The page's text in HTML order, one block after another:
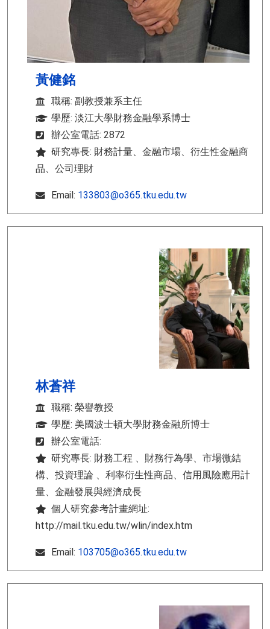
黃健銘
職稱: 副教授兼系主任
學歷: 淡江大學財務金融學系博士
辦公室電話: 2872
研究專長: 財務計量、金融市場、衍生性金融商
品、公司理財
Email: 133803@o365.tku.edu.tw
林蒼祥
職稱: 榮譽教授
學歷: 美國波士頓大學財務金融所博士
辦公室電話:
研究專長: 財務工程 、財務行為學、市場微結
構、投資理論 、利率衍生性商品、信用風險應用計
量、金融發展與經濟成長
個人研究參考計畫網址:
http://mail.tku.edu.tw/wlin/index.htm
Email: 103705@o365.tku.edu.tw